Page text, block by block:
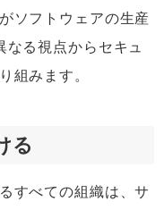
ソフトウェアの生産
る視点からセキュ
組みます。
る
すべての組織は、サ